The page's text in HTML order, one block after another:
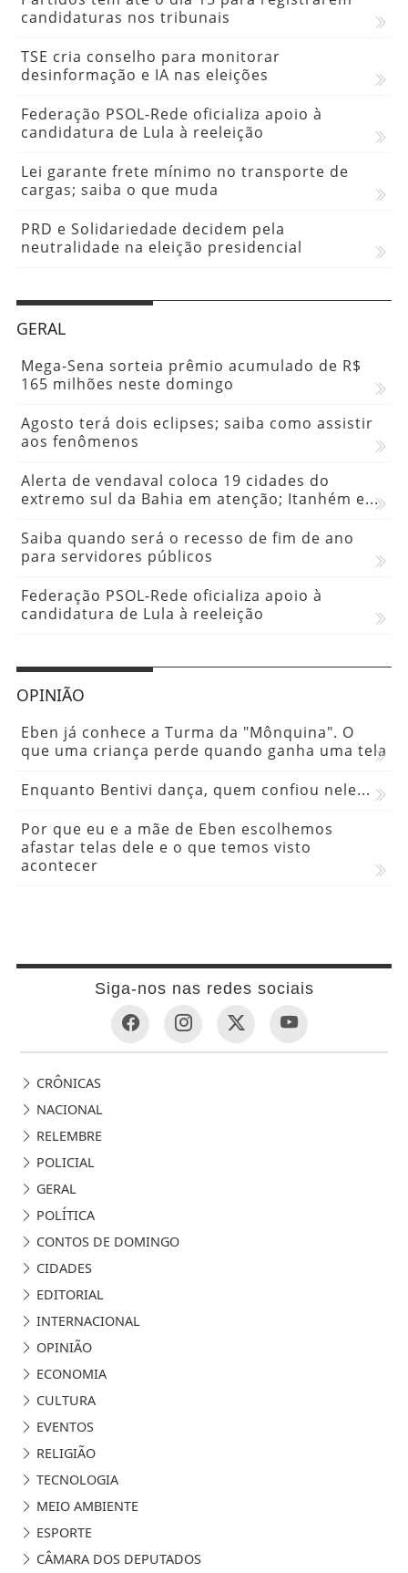
candidaturas nos tribunais
TSE cria conselho para monitorar
desinformação e IA nas eleições
Federação PSOL-Rede oficializa apoio à
candidatura de Lula à reeleição
Lei garante frete mínimo no transporte de
cargas; saiba o que muda
PRD e Solidariedade decidem pela
neutralidade na eleição presidencial
GERAL
Mega-Sena sorteia prêmio acumulado de R$
165 milhões neste domingo
Agosto terá dois eclipses; saiba como assistir
aos fenômenos
Alerta de vendaval coloca 19 cidades do
extremo sul da Bahia em atenção; Itanhém e...
Saiba quando será o recesso de fim de ano
para servidores públicos
Federação PSOL-Rede oficializa apoio à
candidatura de Lula à reeleição
OPINIÃO
Eben já conhece a Turma da "Mônquina". O
que uma criança perde quando ganha uma tela
Enquanto Bentivi dança, quem confiou nele...
Por que eu e a mãe de Eben escolhemos
afastar telas dele e o que temos visto
acontecer
Siga-nos nas redes sociais
CRÔNICAS
NACIONAL
RELEMBRE
POLICIAL
GERAL
POLÍTICA
CONTOS DE DOMINGO
CIDADES
EDITORIAL
INTERNACIONAL
OPINIÃO
ECONOMIA
CULTURA
EVENTOS
RELIGIÃO
TECNOLOGIA
MEIO AMBIENTE
ESPORTE
CÂMARA DOS DEPUTADOS